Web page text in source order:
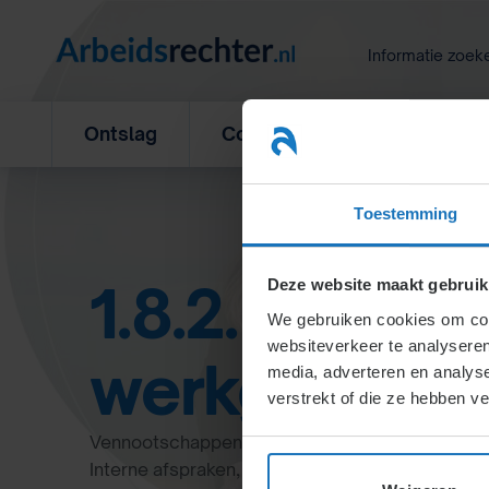
Toestemming
Deze website maakt
We gebruiken cookies om
websiteverkeer te
media, adverteren en
verstrekt of die ze hebben
Informatie
Ontslag Concurrentiebeding
1.8.2. De
werkgever
Vennootschappen beheren arbeidsrelaties via
Interne afspraken, intrede of uittrede, overgang